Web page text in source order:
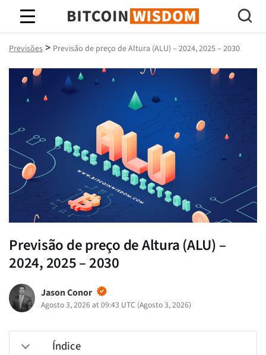
Sabedoria do Bitcoin
Previsões > Previsão de preço de Altura (ALU) – 2024, 2025 – 2030
Previsão de preço de Altura (ALU) –
2024, 2025 – 2030
Jason Conor
Agosto 3, 2026 at 09:43 UTC (Agosto 3, 2026)
Índice